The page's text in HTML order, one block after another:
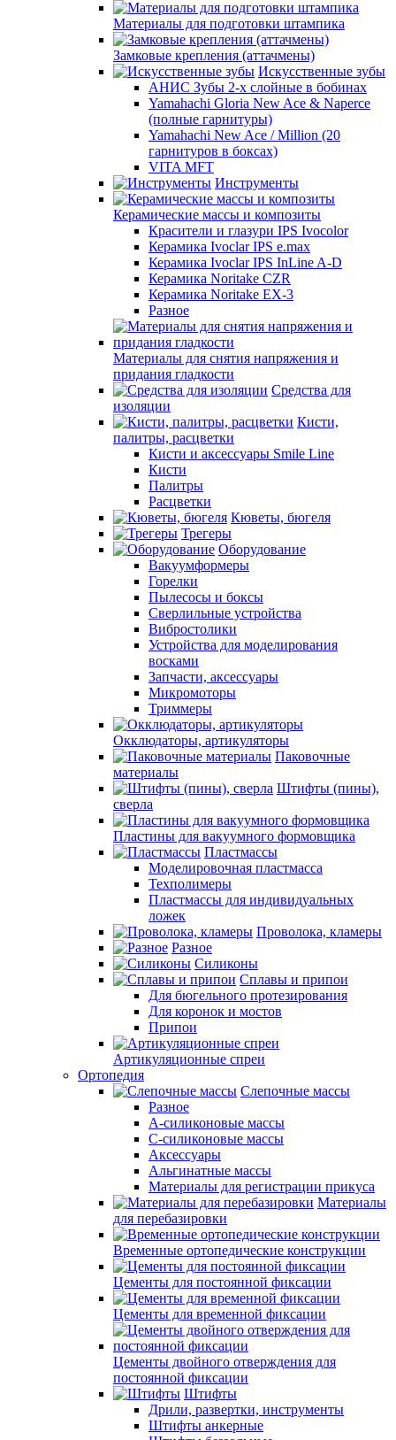
Материалы для подготовки штампика
Замковые крепления (аттачмены)
Искусственные зубы
АНИС Зубы 2-х слойные в бобинах
Yamahachi Gloria New Ace & Naperce
(полные гарнитуры)
Yamahachi New Ace / Million (20
гарнитуров в боксах)
VITA MFT
Инструменты
Керамические массы и композиты
Красители и глазури IPS Ivocolor
Керамика Ivoclar IPS e.max
Керамика Ivoclar IPS InLine A-D
Керамика Noritake CZR
Керамика Noritake EX-3
Разное
Материалы для снятия напряжения и
придания гладкости
Средства для
изоляции
Кисти,
палитры, расцветки
Кисти и аксессуары Smile Line
Кисти
Палитры
Расцветки
Кюветы, бюгеля
Трегеры
Оборудование
Вакуумформеры
Горелки
Пылесосы и боксы
Сверлильные устройства
Вибростолики
Устройства для моделирования
восками
Запчасти, аксессуары
Микромоторы
Триммеры
Окклюдаторы, артикуляторы
Паковочные
материалы
Штифты (пины),
сверла
Пластины для вакуумного формовщика
Пластмассы
Моделировочная пластмасса
Техполимеры
Пластмассы для индивидуальных
ложек
Проволока, кламеры
Разное
Силиконы
Сплавы и припои
Для бюгельного протезирования
Для коронок и мостов
Припои
Артикуляционные спреи
Ортопедия
Слепочные массы
Разное
А-силиконовые массы
С-силиконовые массы
Аксессуары
Альгинатные массы
Материалы для регистрации прикуса
Материалы
для перебазировки
Временные ортопедические конструкции
Цементы для постоянной фиксации
Цементы для временной фиксации
Цементы двойного отверждения для
постоянной фиксации
Штифты
Дрили, развертки, инструменты
Штифты анкерные